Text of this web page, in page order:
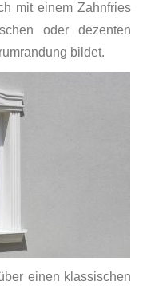
mit einem Zahnfries
oder dezenten
bildet.
einen klassischen